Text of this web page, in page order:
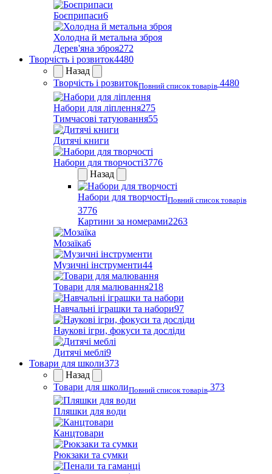
Боєприпаси6
Холодна й метальна зброя
Дерев'яна зброя272
Творчість і розвиток4480
Назад
Творчість і розвитокПовний список товарів 4480
Набори для ліплення275
Тимчасові татуювання55
Дитячі книги
Набори для творчості3776
Назад
Набори для творчостіПовний список товарів
3776
Картини за номерами2263
Мозаїка6
Музичні інструменти44
Товари для малювання218
Навчальні іграшки та набори97
Наукові ігри, фокуси та досліди
Дитячі меблі9
Товари для школи373
Назад
Товари для школиПовний список товарів 373
Пляшки для води
Канцтовари
Рюкзаки та сумки